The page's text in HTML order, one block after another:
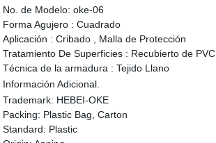
No. de Modelo: oke-06
Forma Agujero : Cuadrado
Aplicación : Cribado , Malla de Protección
Tratamiento De Superficies : Recubierto de PVC
Técnica de la armadura : Tejido Llano
Información Adicional.
Trademark: HEBEI-OKE
Packing: Plastic Bag, Carton
Standard: Plastic